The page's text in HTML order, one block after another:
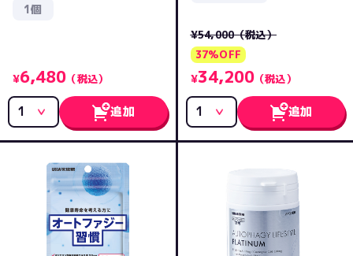
1個
¥6,480 （税込）
追加
¥54,000（税込）
37%OFF
¥34,200（税込）
追加